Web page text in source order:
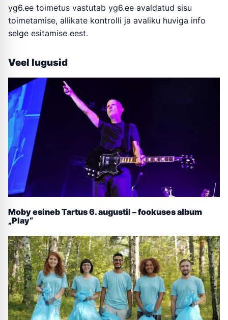
yg6.ee toimetus vastutab yg6.ee avaldatud sisu
toimetamise, allikate kontrolli ja avaliku huviga info
selge esitamise eest.
Veel lugusid
Moby esineb Tartus 6. augustil – fookuses album
„Play“